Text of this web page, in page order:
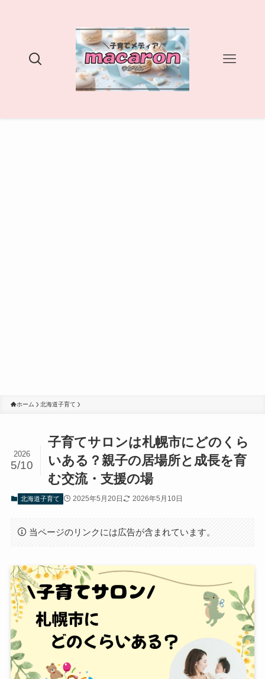
ホーム 北海道子育て
子育てサロンは札幌市にどのくら
いある？親子の居場所と成長を育
む交流・支援の場
2026
5/10
北海道子育て 2025年5月20日 2026年5月10日
当ページのリンクには広告が含まれています。